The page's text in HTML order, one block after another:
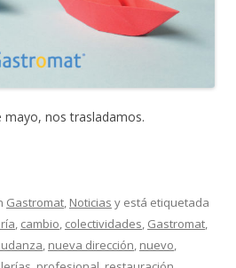
nos trasladamos.
Gastromat, Noticias y está etiquetada
, cambio, colectividades, Gastromat,
, nueva dirección, nuevo,